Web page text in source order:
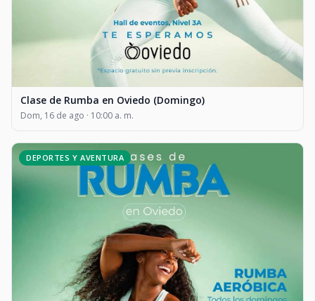
Clase de Rumba en Oviedo (Domingo)
Dom, 16 de ago · 10:00 a. m.
DEPORTES Y AVENTURA